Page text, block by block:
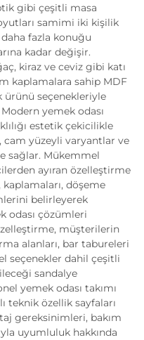
gibi çeşitli masa
samimi iki kişilik
fazla konuğu
kadar değişir.
kiraz ve ceviz gibi katı
kaplamalara sahip MDF
seçenekleriyle
yemek odası
estetik çekicilikle
cam yüzeyli varyantlar ve
sağlar. Mükemmel
ayıran özelleştirme
döşeme
belirleyerek
odası çözümleri
müşterilerin
alanları, bar tabureleri
seçenekler dahil çeşitli
sandalye
yemek odası takımı
teknik özellik sayfaları
gereksinimleri, bakım
uyumluluk hakkında